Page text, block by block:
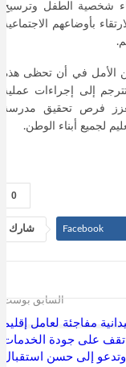
شخصية الطفل وترسيخ
بأوضاعهم الاجتماعية
عن الأمل في أن تحظى هذه
إلى إجراءات عملية
فرص تحقيق مدرسة
لجميع أبناء الوطن.
0
شارك Facebook
السابق بوست
مفاجئة لعامل إقليم
تقف على جودة الخدمات
وتدعو إلى حسن استقبال